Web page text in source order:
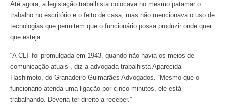
Até agora, a legislação trabalhista colocava no mesmo patamar o
trabalho no escritório e o feito de casa, mas não mencionava o uso de
tecnologias que permitem que o funcionário possa produzir onde quer
que esteja.
“A CLT foi promulgada em 1943, quando não havia os meios de
comunicação atuais”, diz a advogada trabalhista Aparecida
Hashimoto, do Granadeiro Guimarães Advogados. “Mesmo que o
funcionário atenda uma ligação por cinco minutos, ele está
trabalhando. Deveria ter direito a receber.”